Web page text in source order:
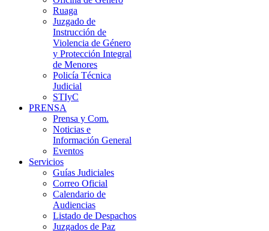
Ruaga
Juzgado de
Instrucción de
Violencia de Género
y Protección Integral
de Menores
Policía Técnica
Judicial
STIyC
PRENSA
Prensa y Com.
Noticias e
Información General
Eventos
Servicios
Guías Judiciales
Correo Oficial
Calendario de
Audiencias
Listado de Despachos
Juzgados de Paz